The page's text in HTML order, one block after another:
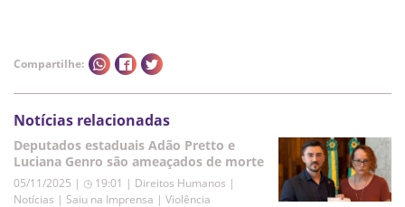
Compartilhe:
Notícias relacionadas
Deputados estaduais Adão Pretto e
Luciana Genro são ameaçados de morte
05/11/2025 | ◷ 19:01 | Direitos Humanos |
Notícias | Saiu na Imprensa | Violência